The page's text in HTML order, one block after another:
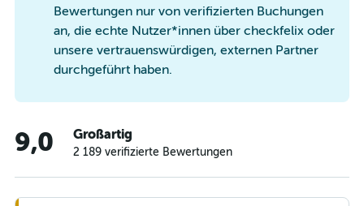
Bewertungen nur von verifizierten Buchungen
an, die echte Nutzer*innen über checkfelix oder
unsere vertrauenswürdigen, externen Partner
durchgeführt haben.
9,0 Großartig
2 189 verifizierte Bewertungen